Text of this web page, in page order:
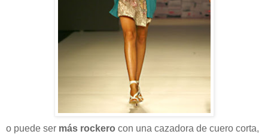
o puede ser más rockero con una cazadora de cuero corta,